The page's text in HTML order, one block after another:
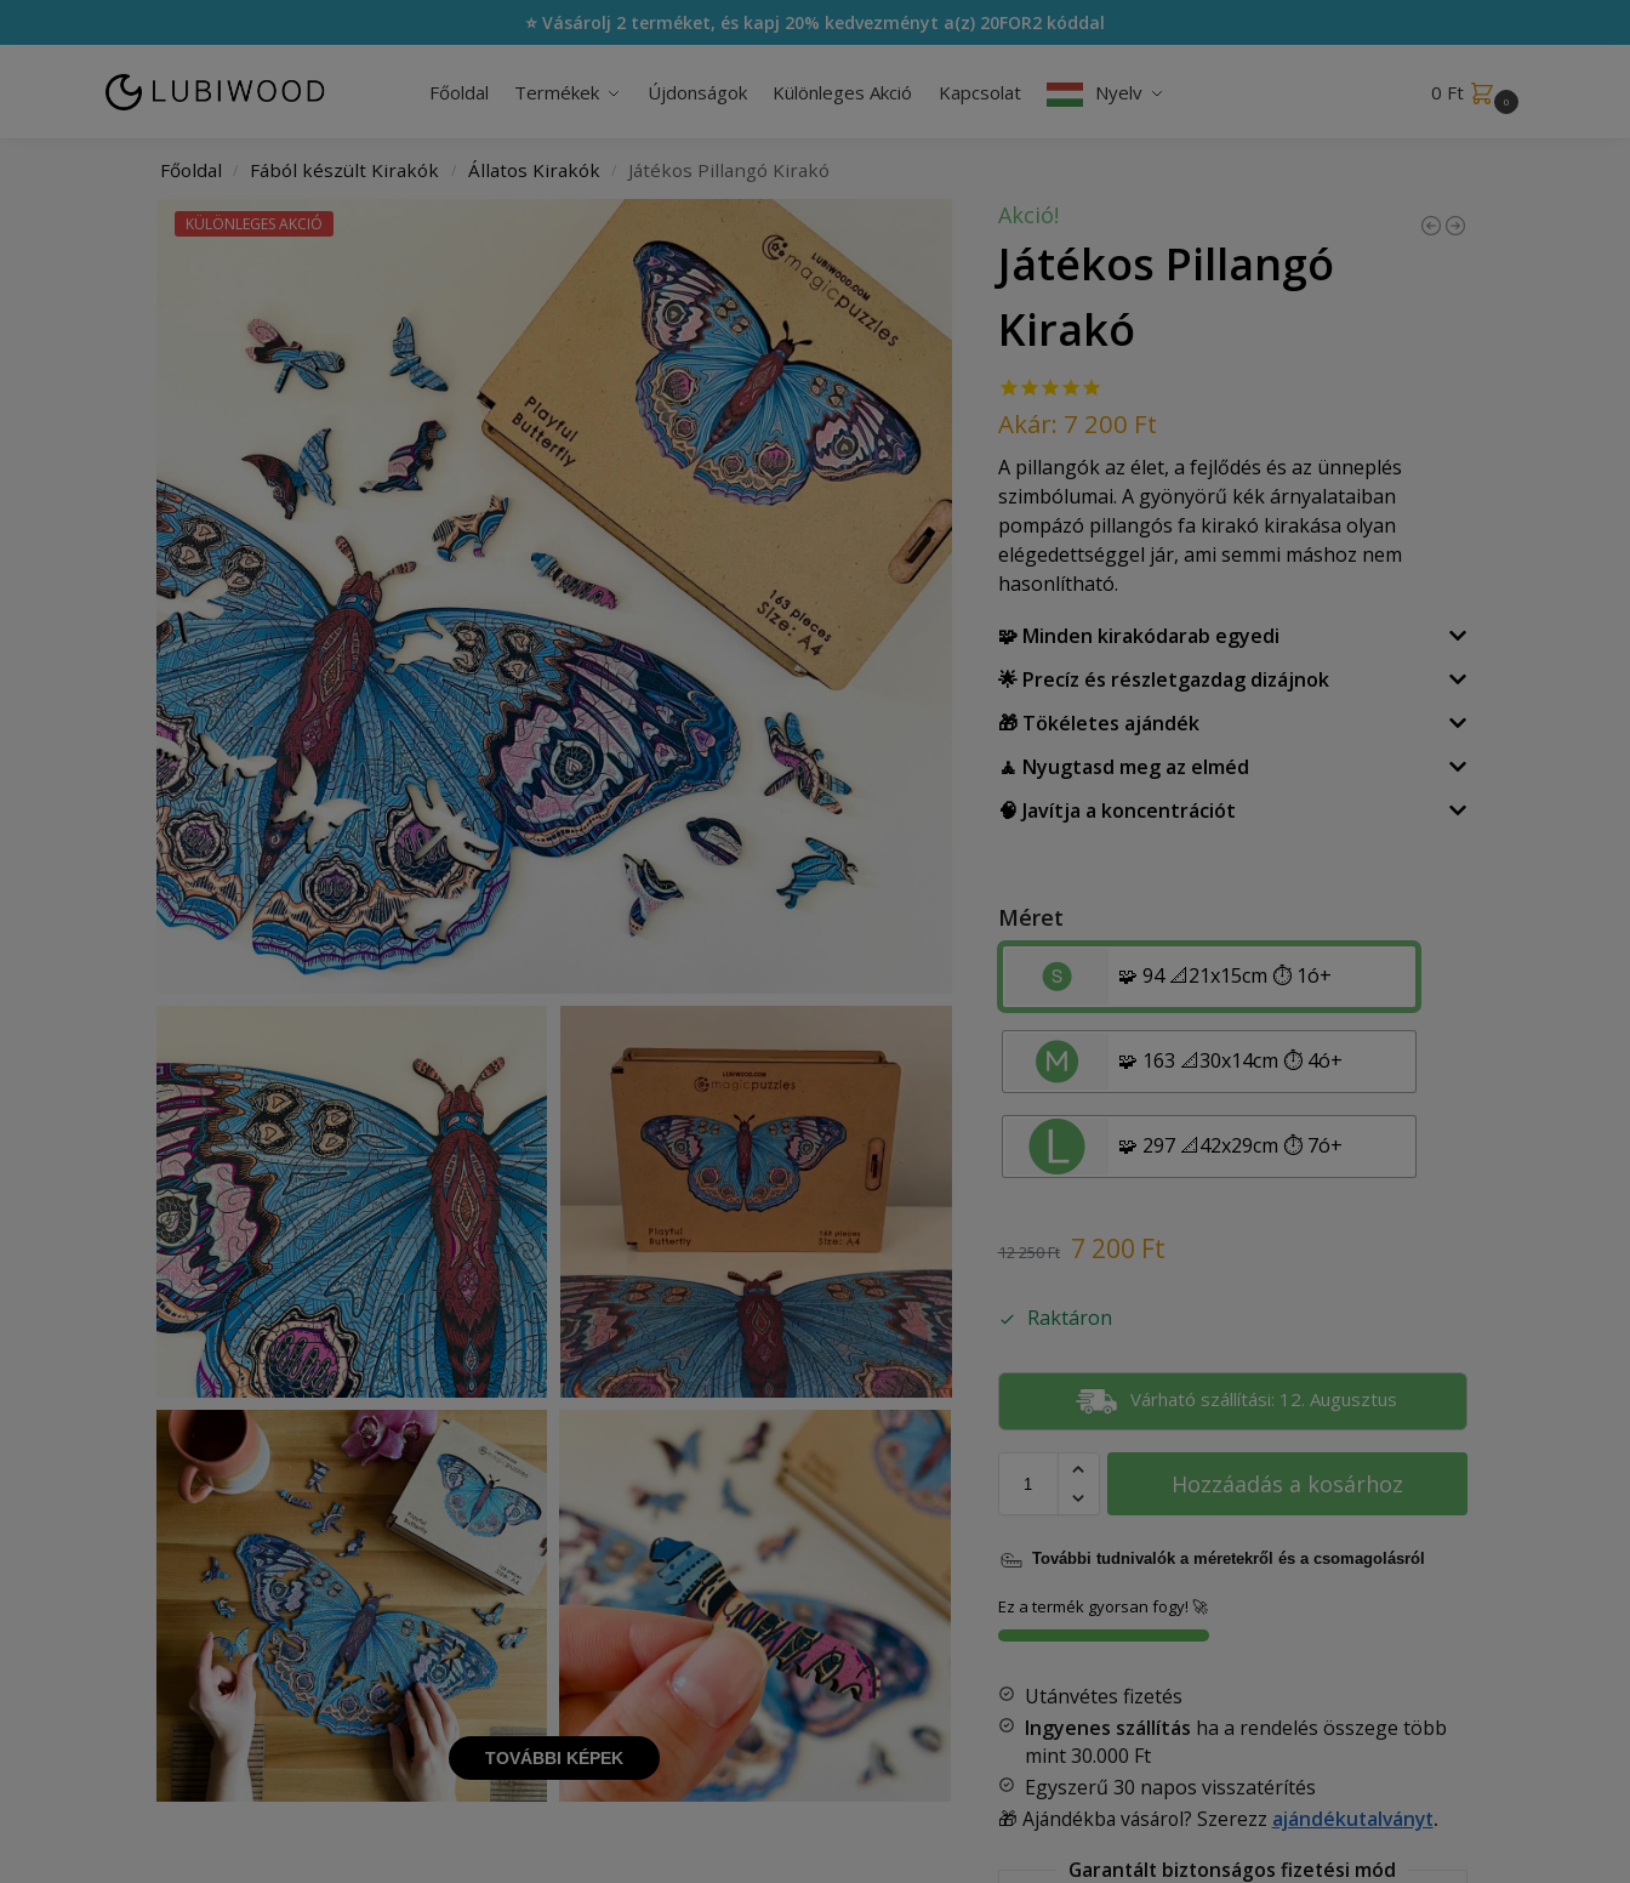
⭐ Vásárolj 2 terméket, és kapj 20% kedvezményt a(z) 20FOR2 kóddal
Főoldal Termékek Újdonságok Különleges Akció Kapcsolat Nyelv 0 Ft 0
Főoldal / Fából készült Kirakók / Állatos Kirakók / Játékos Pillangó Kirakó
KÜLÖNLEGES AKCIÓ
TOVÁBBI KÉPEK
Akció!
Játékos Pillangó
Kirakó
Akár: 7 200 Ft
A pillangók az élet, a fejlődés és az ünneplés
szimbólumai. A gyönyörű kék árnyalataiban
pompázó pillangós fa kirakó kirakása olyan
elégedettséggel jár, ami semmi máshoz nem
hasonlítható.
🧩 Minden kirakódarab egyedi
🌟 Precíz és részletgazdag dizájnok
🎁 Tökéletes ajándék
🧘 Nyugtasd meg az elméd
🧠 Javítja a koncentrációt
Méret
🧩 94 📐21x15cm ⏱️ 1ó+
🧩 163 📐30x14cm ⏱️ 4ó+
🧩 297 📐42x29cm ⏱️ 7ó+
12 250Ft 7 200 Ft
Raktáron
Várható szállítási: 12. Augusztus
Hozzáadás a kosárhoz
További tudnivalók a méretekről és a csomagolásról
Ez a termék gyorsan fogy! 🚀
Utánvétes fizetés
Ingyenes szállítás ha a rendelés összege több
mint30.000 Ft
Egyszerű 30 napos visszatérítés
🎁 Ajándékba vásárol? Szerezz ajándékutalványt.
Garantált biztonságos fizetési mód